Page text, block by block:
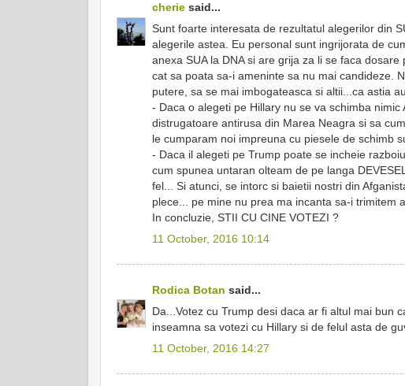
cherie said...
Sunt foarte interesata de rezultatul alegerilor din
alegerile astea. Eu personal sunt ingrijorata de
anexa SUA la DNA si are grija za li se faca
cat sa poata sa-i ameninte sa nu mai candideze.
putere, sa se mai imbogateasca si altii...ca astia
- Daca o alegeti pe Hillary nu se va schimba
distrugatoare antirusa din Marea Neagra si sa
le cumparam noi impreuna cu piesele de schimb
- Daca il alegeti pe Trump poate se incheie
cum spunea untaran olteam de pe langa
fel... Si atunci, se intorc si baietii nostri din
plece... pe mine nu prea ma incanta sa-i trimitem
In concluzie, STII CU CINE VOTEZI ?
11 October, 2016 10:14
Rodica Botan said...
Da...Votez cu Trump desi daca ar fi altul mai bun
inseamna sa votezi cu Hillary si de felul asta de
11 October, 2016 14:27